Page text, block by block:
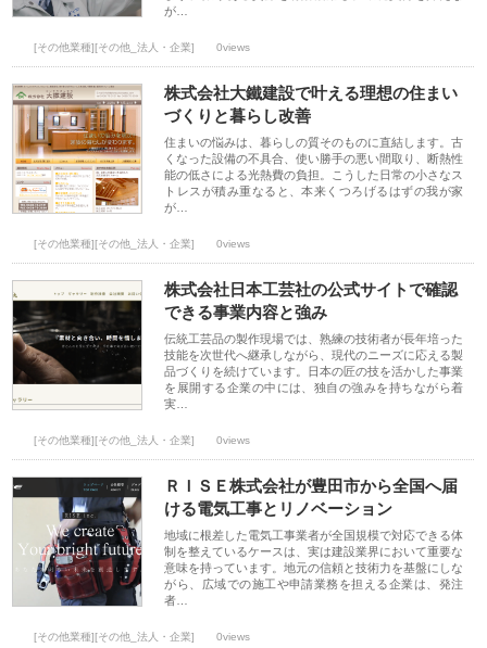
が…
[その他業種][その他_法人・企業] 0views
株式会社大鐵建設で叶える理想の住まい
づくりと暮らし改善
住まいの悩みは、暮らしの質そのものに直結します。古
くなった設備の不具合、使い勝手の悪い間取り、断熱性
能の低さによる光熱費の負担。こうした日常の小さなス
トレスが積み重なると、本来くつろげるはずの我が家
が…
[その他業種][その他_法人・企業] 0views
株式会社日本工芸社の公式サイトで確認
できる事業内容と強み
伝統工芸品の製作現場では、熟練の技術者が長年培った
技能を次世代へ継承しながら、現代のニーズに応える製
品づくりを続けています。日本の匠の技を活かした事業
を展開する企業の中には、独自の強みを持ちながら着
実…
[その他業種][その他_法人・企業] 0views
ＲＩＳＥ株式会社が豊田市から全国へ届
ける電気工事とリノベーション
地域に根差した電気工事業者が全国規模で対応できる体
制を整えているケースは、実は建設業界において重要な
意味を持っています。地元の信頼と技術力を基盤にしな
がら、広域での施工や申請業務を担える企業は、発注
者…
[その他業種][その他_法人・企業] 0views